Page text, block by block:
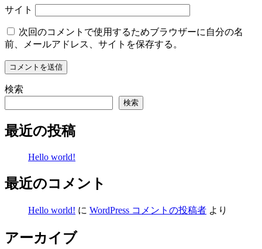
サイト
次回のコメントで使用するためブラウザーに自分の名
前、メールアドレス、サイトを保存する。
検索
検索
最近の投稿
Hello world!
最近のコメント
Hello world! に WordPress コメントの投稿者 より
アーカイブ